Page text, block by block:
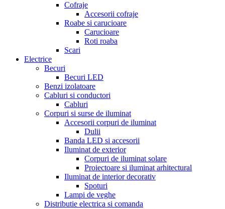
Cofraje
Accesorii cofraje
Roabe si carucioare
Carucioare
Roti roaba
Scari
Electrice
Becuri
Becuri LED
Benzi izolatoare
Cabluri si conductori
Cabluri
Corpuri si surse de iluminat
Accesorii corpuri de iluminat
Dulii
Banda LED si accesorii
Iluminat de exterior
Corpuri de iluminat solare
Proiectoare si iluminat arhitectural
Iluminat de interior decorativ
Spoturi
Lampi de veghe
Distributie electrica si comanda